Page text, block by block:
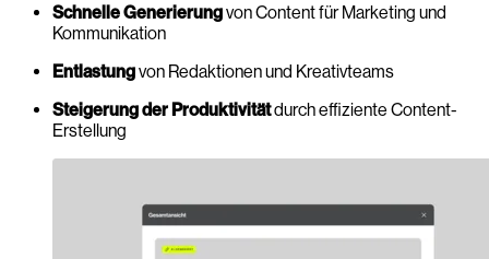
Schnelle Generierungvon Content für Marketing und
Kommunikation
Entlastungvon Redaktionen und Kreativteams
Steigerung der Produktivitätdurch effiziente Content-
Erstellung